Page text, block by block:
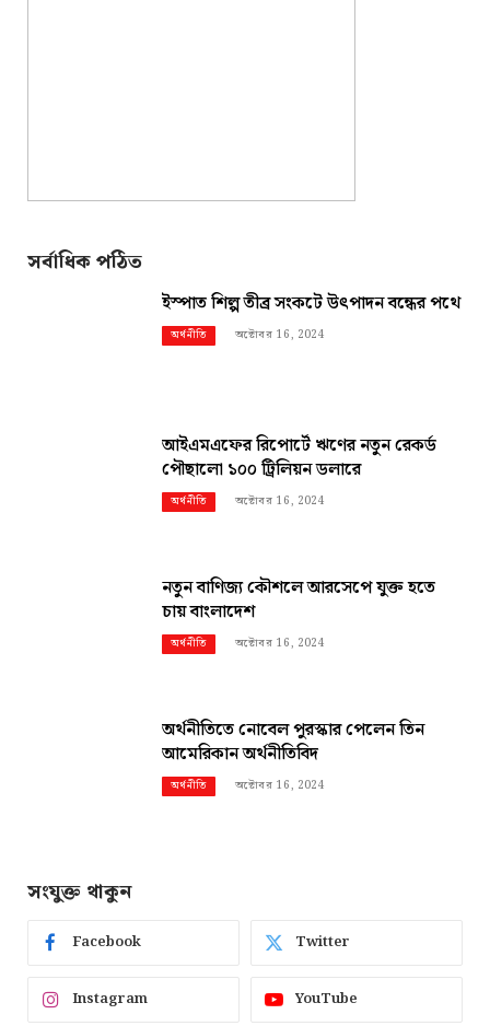
সর্বাধিক পঠিত
ইস্পাত শিল্প তীব্র সংকটে উৎপাদন বন্ধের পথে
অর্থনীতি অক্টোবর 16, 2024
আইএমএফের রিপোর্টে ঋণের নতুন রেকর্ড
পৌছালো ১০০ ট্রিলিয়ন ডলারে
অর্থনীতি অক্টোবর 16, 2024
নতুন বাণিজ্য কৌশলে আরসেপে যুক্ত হতে
চায় বাংলাদেশ
অর্থনীতি অক্টোবর 16, 2024
অর্থনীতিতে নোবেল পুরস্কার পেলেন তিন
আমেরিকান অর্থনীতিবিদ
অর্থনীতি অক্টোবর 16, 2024
সংযুক্ত থাকুন
Facebook Twitter
Instagram YouTube